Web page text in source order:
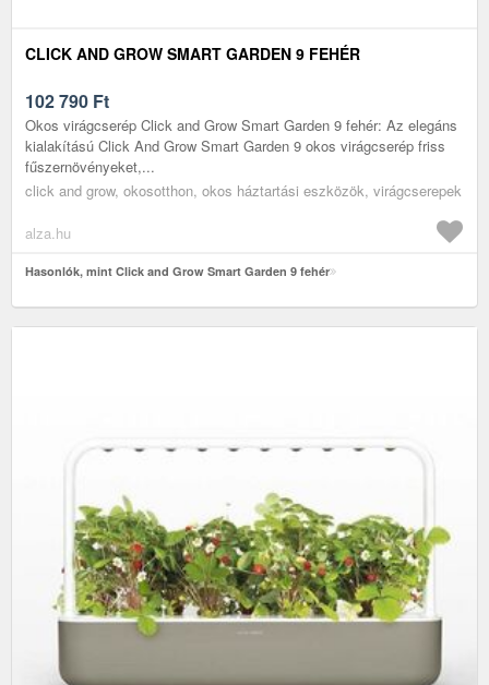
CLICK AND GROW SMART GARDEN 9 FEHÉR
102 790 Ft
Okos virágcserép Click and Grow Smart Garden 9 fehér: Az elegáns
kialakítású Click And Grow Smart Garden 9 okos virágcserép friss
fűszernövényeket,...
click and grow, okosotthon, okos háztartási eszközök, virágcserepek
alza.hu
Hasonlók, mint Click and Grow Smart Garden 9 fehér